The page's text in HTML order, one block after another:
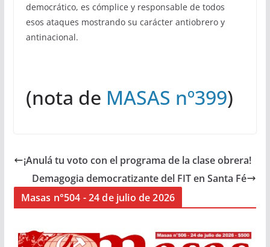
democrático, es cómplice y responsable de todos
esos ataques mostrando su carácter antiobrero y
antinacional.
(nota de MASAS nº399)
¡Anulá tu voto con el programa de la clase obrera!
Demagogia democratizante del FIT en Santa Fé
Masas n°504 - 24 de julio de 2026